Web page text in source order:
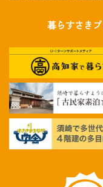
暮らすさき